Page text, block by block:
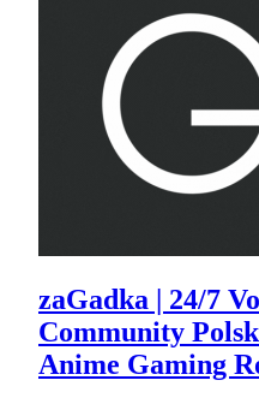
zaGadka | 24/7
Community
Anime Gaming